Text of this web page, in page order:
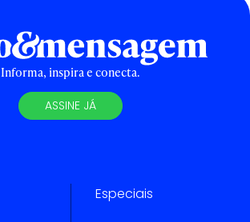
Informa, inspira e conecta.
ASSINE JÁ
Especiais